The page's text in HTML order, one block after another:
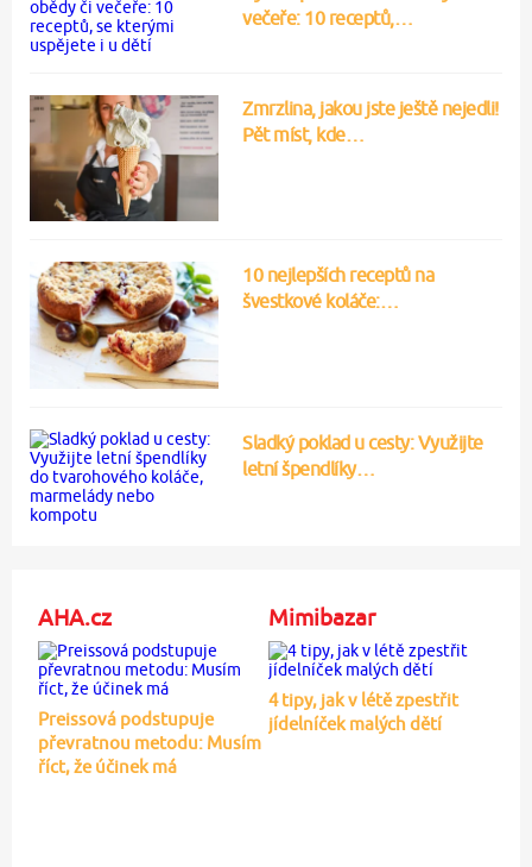
večeře: 10 receptů,…
Zmrzlina, jakou jste ještě nejedli!
Pět míst, kde…
10 nejlepších receptů na
švestkové koláče:…
Sladký poklad u cesty: Využijte
letní špendlíky…
AHA.cz
Preissová podstupuje
převratnou metodu: Musím
říct, že účinek má
Mimibazar
4 tipy, jak v létě zpestřit
jídelníček malých dětí